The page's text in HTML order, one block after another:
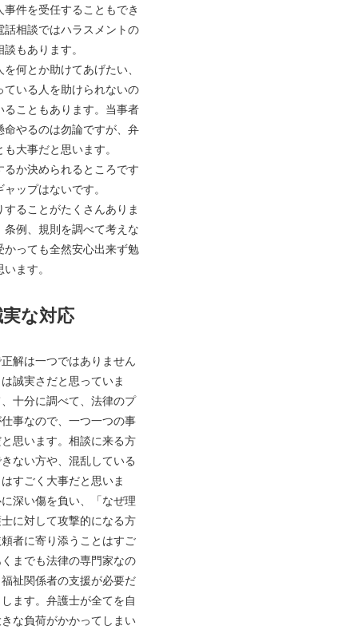
件を受任することもでき
相談ではハラスメントの
もあります。
何とか助けてあげたい、
いる人を助けられないの
こともあります。当事者
やるのは勿論ですが、弁
大事だと思います。
か決められるところです
ップはないです。
ることがたくさんありま
例、規則を調べて考えな
っても全然安心出来ず勉
ます。
な対応
解は一つではありません
誠実さだと思っていま
十分に調べて、法律のプ
事なので、一つ一つの事
思います。相談に来る方
ない方や、混乱している
すごく大事だと思いま
深い傷を負い、「なぜ理
に対して攻撃的になる方
者に寄り添うことはすご
までも法律の専門家なの
祉関係者の支援が必要だ
ます。弁護士が全てを自
な負荷がかかってしまい